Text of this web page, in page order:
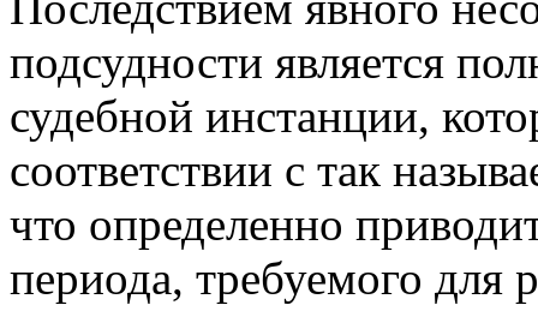
подсудности является
судебной инстанции,
соответствии с так
что определенно
периода, требуемого для